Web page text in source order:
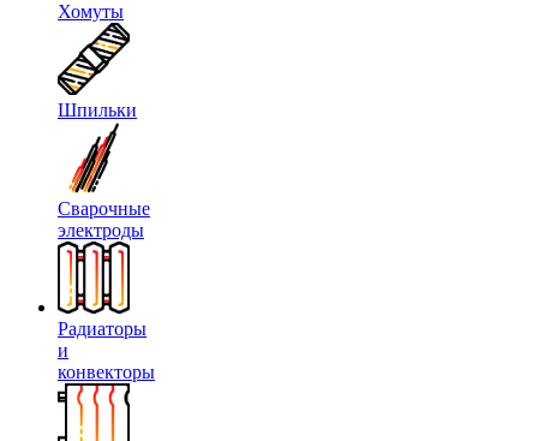
Хомуты
Шпильки
Сварочные
электроды
Радиаторы
и
конвекторы